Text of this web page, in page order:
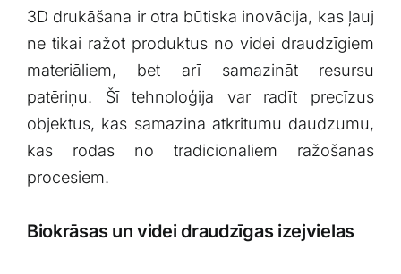
3D drukāšana ir otra būtiska inovācija, kas ļauj
ne tikai ⁣ražot produktus no videi draudzīgiem
materiāliem, bet ⁣arī ​samazināt resursu
patēriņu. Šī tehnoloģija‌ var radīt precīzus
objektus, kas samazina⁤ atkritumu daudzumu,
kas rodas​ no tradicionāliem ražošanas
procesiem.
Biokrāsas un videi draudzīgas izejvielas